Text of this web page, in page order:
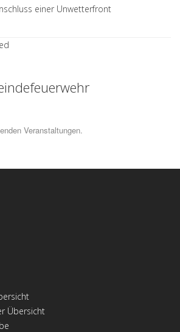
einer Unwetterfront
Veranstaltungen.
Übersicht